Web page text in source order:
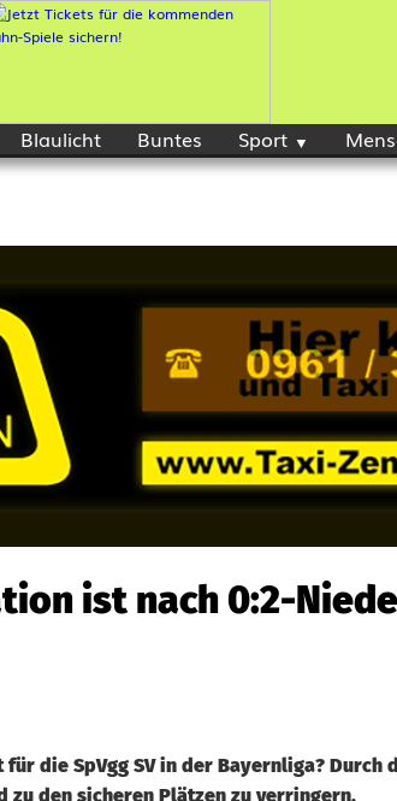
Blaulicht Buntes Sport
ist nach 0:2-
die SpVgg SV in der Bayernliga? Durch
zu den sicheren Plätzen zu verringern.